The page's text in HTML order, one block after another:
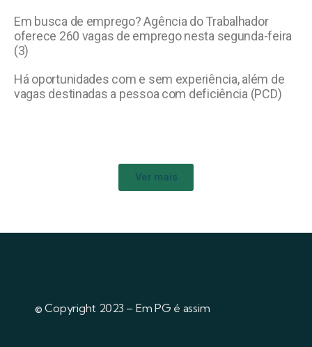
Em busca de emprego? Agência do Trabalhador
oferece 260 vagas de emprego nesta segunda-feira
(3)
Há oportunidades com e sem experiência, além de
vagas destinadas a pessoa com deficiência (PCD)
Ver mais
© Copyright 2023 – Em PG é assim